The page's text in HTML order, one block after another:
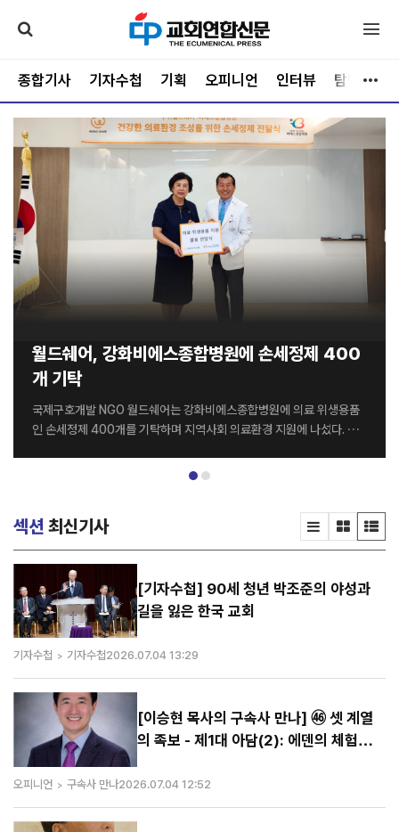
종합기사 기자수첩 기획 오피니언 인터뷰 탐방
월드쉐어, 강화비에스종합병원에 손세정제 400
개 기탁
국제구호개발 NGO 월드쉐어는 강화비에스종합병원에 의료 위생용품
인 손세정제 400개를 기탁하며 지역사회 의료환경 지원에 나섰다. 전
쉐어 최순자 이사장과 강화비에스종합병원 김종영 병원장을 비롯한 양
이번 나눔을 계기로 지역사회를 위한 다양한 사회공헌 활동을 지속적으
로 이어갈 계획이다. 강화비에스종합병원 김종영 병원장은 “병원을 이
용하는 환자와 의료진 모두에게 큰 도움을 주신 월드쉐어에 감사드린다.
특히 감염병 예방의 중요성이 더욱 커진 요즘, 이번 기탁이 병원 위생 관
리에 실질적인 도움이 될 것으로 기대한다”고 말했다. 한편 월드쉐어는
전 세계 20여 개국에서 그룹홈, 해외아동결연, 교...
섹션 최신기사
[기자수첩] 90세 청년 박조준의 야성과
길을 잃은 한국 교회
기자수첩 기자수첩 2026.07.04 13:29
[이승현 목사의 구속사 만나] ㊻ 셋 계열
의 족보 - 제1대 아담(2): 에덴의 체험을
오피니언 구속사 만나2026.07.04 12:52